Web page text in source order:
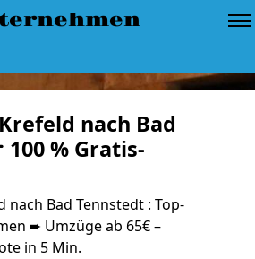
nach Bad
% Gratis-
nach Bad Tennstedt : Top-
➨ Umzüge ab 65€ –
in 5 Min.